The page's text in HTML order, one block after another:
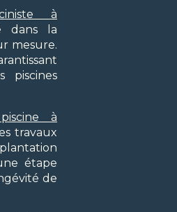
à
dans la
mesure.
piscines
à
travaux
étape
de